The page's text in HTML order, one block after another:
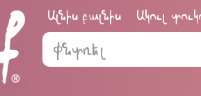
Ալնիս բալնիս Ակուլ